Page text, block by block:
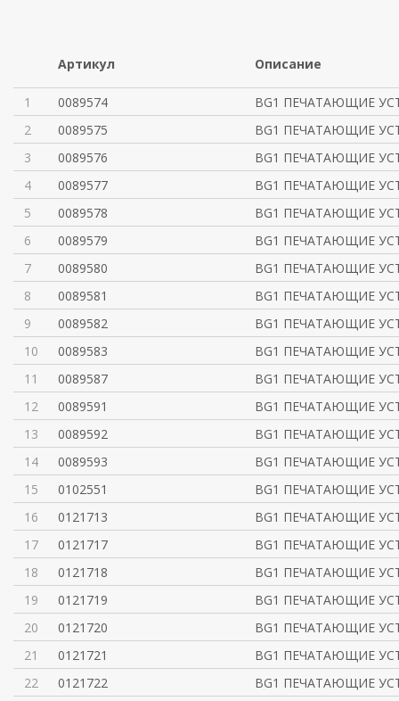
Артикул Описание
1 0089574
BG1 ПЕЧАТАЮЩИЕ
2
0089575
BG1 ПЕЧАТАЮЩИЕ
3
0089576
BG1 ПЕЧАТАЮЩИЕ
4
0089577
BG1 ПЕЧАТАЮЩИЕ
5
0089578
BG1 ПЕЧАТАЮЩИЕ
6
0089579
BG1 ПЕЧАТАЮЩИЕ
7
0089580
BG1 ПЕЧАТАЮЩИЕ
8
0089581
BG1 ПЕЧАТАЮЩИЕ
9
0089582
BG1 ПЕЧАТАЮЩИЕ
10
0089583
BG1 ПЕЧАТАЮЩИЕ
11
0089587
BG1 ПЕЧАТАЮЩИЕ
12
0089591
BG1 ПЕЧАТАЮЩИЕ
13
0089592
BG1 ПЕЧАТАЮЩИЕ
14
0089593
BG1 ПЕЧАТАЮЩИЕ
15
0102551
BG1 ПЕЧАТАЮЩИЕ
16
0121713
BG1 ПЕЧАТАЮЩИЕ
17
0121717
BG1 ПЕЧАТАЮЩИЕ
18
0121718
BG1 ПЕЧАТАЮЩИЕ
19
0121719
BG1 ПЕЧАТАЮЩИЕ
20
0121720
BG1 ПЕЧАТАЮЩИЕ
21
0121721
BG1 ПЕЧАТАЮЩИЕ
22
0121722
BG1 ПЕЧАТАЮЩИЕ